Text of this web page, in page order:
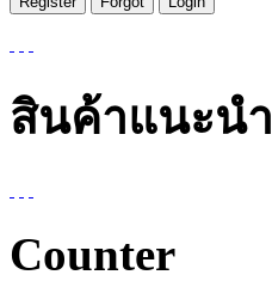
สินค้าแนะนำ
Counter